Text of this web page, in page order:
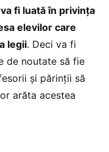
fi luată în privința
elevilor care
legii. Deci va fi
de noutate să fie
și părinții să
arăta acestea